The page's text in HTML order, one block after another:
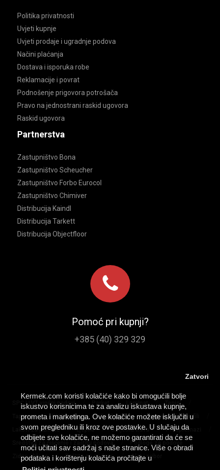
Kermek.com koristi kolačiće kako bi omogućili bolje
iskustvo korisnicima te za analizu iskustava kupnje,
prometa i marketinga. Ove kolačiće možete isključiti u
svom pregledniku ili kroz ove postavke. U slučaju da
odbijete sve kolačiće, ne možemo garantirati da će se
moći učitati sav sadržaj s naše stranice. Više o obradi
podataka i korištenju kolačića pročitajte u
Zatvori
Politika privatnosti
Uvjeti kupnje
Uvjeti prodaje i ugradnje podova
Načini plaćanja
Dostava i isporuka robe
Reklamacije i povrat
Podnošenje prigovora potrošača
Pravo na jednostrani raskid ugovora
Raskid ugovora
Partnerstva
Zastupništvo Bona
Zastupništvo Scheucher
Zastupništvo Forbo Eurocol
Zastupništvo Chimiver
Distribucija Kaindl
Distribucija Tarkett
Distribucija Objectfloor
Pomoć pri kupnji?
+385 (40) 329 329
SPC I LVT vinilni podovi / Laminat / Tepisi
Tapisoni / PVC podovi / Tepih staze / Lajsne / Profili
Lakovi za parkete / Ljepila / Umjetna trava / Predpremazi
Sredstva za čišćenje i zaštitu podova / Podloge za podove /
Zidne obloge / Zaštita za podove / Alat i pribor